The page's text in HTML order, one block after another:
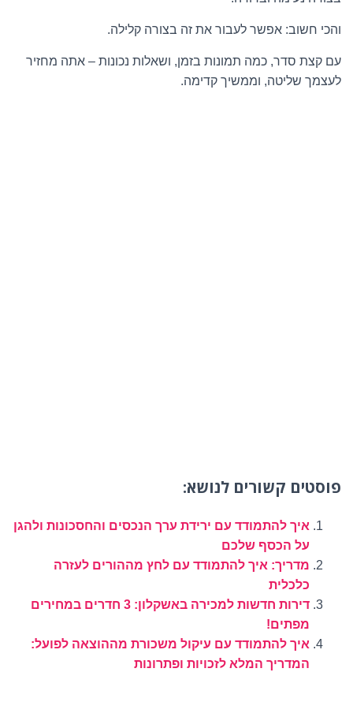
והכי חשוב: אפשר לעבור את זה בצורה קלילה.
עם קצת סדר, כמה תמונות בזמן, ושאלות נכונות – אתה מחזיר
לעצמך שליטה, וממשיך קדימה.
פוסטים קשורים לנושא:
איך להתמודד עם ירידת ערך הנכסים והחסכונות ולהגן
על הכסף שלכם
מדריך: איך להתמודד עם לחץ מההורים לעזרה
כלכלית
דירות חדשות למכירה באשקלון: 3 חדרים במחירים
מפתים!
איך להתמודד עם עיקול משכורת מההוצאה לפועל:
המדריך המלא לזכויות ופתרונות